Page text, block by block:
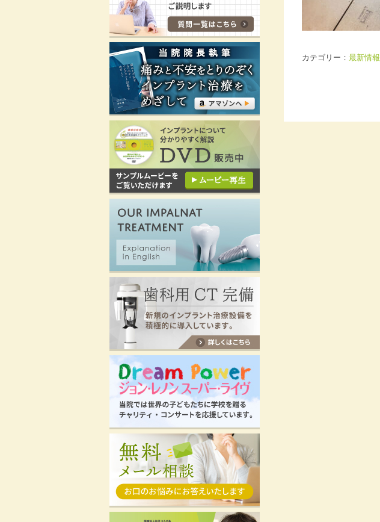
カテゴリー： 最新情報